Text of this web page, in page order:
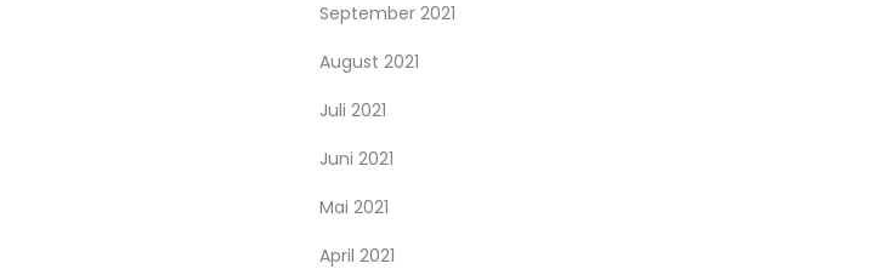
September 2021
August 2021
Juli 2021
Juni 2021
Mai 2021
April 2021